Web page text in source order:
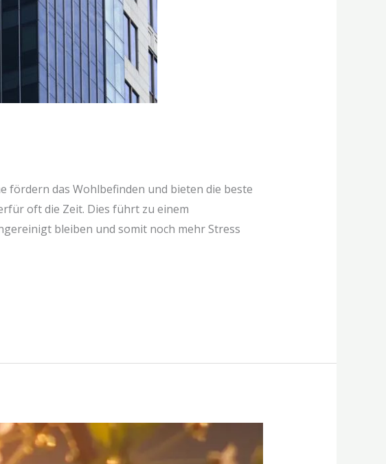
fördern das Wohlbefinden und bieten die beste
oft die Zeit. Dies führt zu einem
bleiben und somit noch mehr Stress